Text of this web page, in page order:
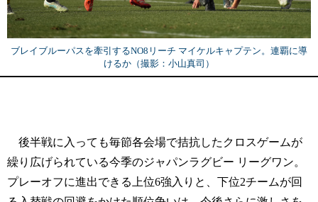
ブレイブルーパスを牽引するNO8リーチ マイケルキャプテン。連覇に導
けるか（撮影：小山真司）
後半戦に入っても毎節各会場で拮抗したクロスゲームが
繰り広げられている今季のジャパンラグビー リーグワン。
プレーオフに進出できる上位6強入りと、下位2チームが回